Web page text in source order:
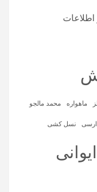
ماهواره‌ محمد مالجو
نسل کشی